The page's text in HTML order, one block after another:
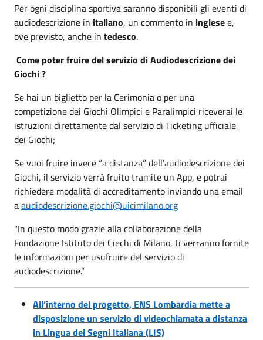
Per ogni disciplina sportiva saranno disponibili gli eventi di
audiodescrizione in italiano, un commento in inglesee,
ove previsto, anche in tedesco.
Come poter fruire del servizio di Audiodescrizione dei
Giochi ?
Se hai un biglietto per la Cerimonia o per una
competizione dei Giochi Olimpici e Paralimpici riceverai le
istruzioni direttamente dal servizio di Ticketing ufficiale
dei Giochi;
Se vuoi fruire invece “a distanza” dell’audiodescrizione dei
Giochi, il servizio verrà fruito tramite un App, e potrai
richiedere modalità di accreditamento inviando una email
aaudiodescrizione.giochi@uicimilano.org
"In questo modo grazie alla collaborazione della
Fondazione Istituto dei Ciechi di Milano, ti verranno fornite
le informazioni per usufruire del servizio di
audiodescrizione.”
All’interno del progetto, ENS Lombardia mette a
disposizione un servizio di videochiamata a distanza
in Lingua dei Segni Italiana (LIS)